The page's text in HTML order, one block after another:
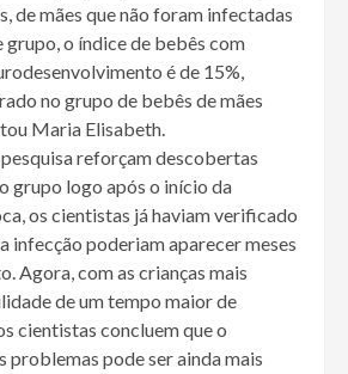
de mães que não foram infectadas
grupo, o índice de bebês com
é de 15%,
no grupo de bebês de mães
Maria Elisabeth.
reforçam descobertas
grupo logo após o início da
os cientistas já haviam verificado
infecção poderiam aparecer meses
Agora, com as crianças mais
de um tempo maior de
cientistas concluem que o
problemas pode ser ainda mais